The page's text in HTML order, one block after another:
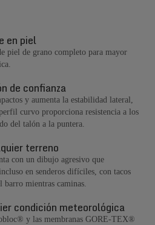
en piel
piel de grano completo para mayor
de confianza
y aumenta la estabilidad lateral,
curvo proporciona resistencia a los
del talón a la puntera.
terreno
con un dibujo agresivo que
en senderos difíciles, con tacos
barro mientras caminas.
condición meteorológica
y las membranas GORE-TEX®